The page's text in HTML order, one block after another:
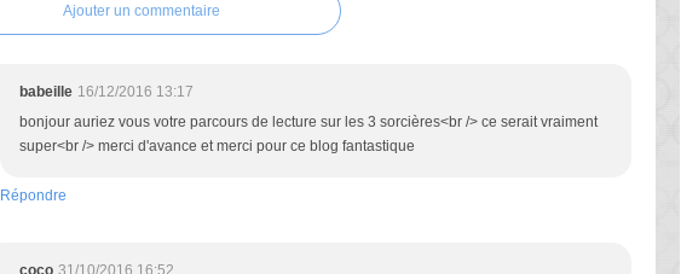
Ajouter un commentaire
babeille 16/12/2016 13:17
bonjour auriez vous votre parcours de lecture sur les 3 sorcières<br /> ce serait vraiment
super<br /> merci d'avance et merci pour ce blog fantastique
Répondre
coco 31/10/2016 16:52